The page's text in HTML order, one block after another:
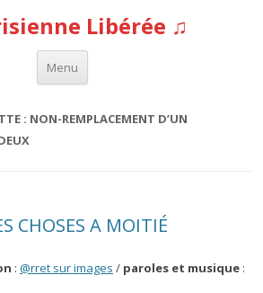
Libérée ♫
Menu
Aller au contenu
: NON-REMPLACEMENT D’UN
CHOSES A MOITIÉ
: @rret sur images / paroles et musique :